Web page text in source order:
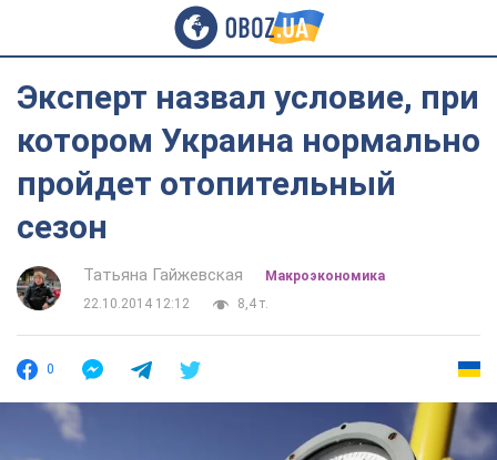
Эксперт назвал условие, при
котором Украина нормально
пройдет отопительный
сезон
Татьяна Гайжевская
Mакроэкономика
22.10.2014 12:12
8,4 т.
0